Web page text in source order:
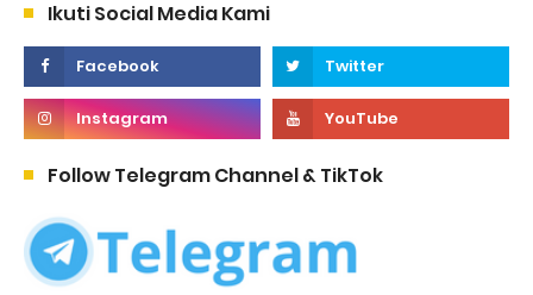
Ikuti Social Media Kami
Follow Telegram Channel & TikTok